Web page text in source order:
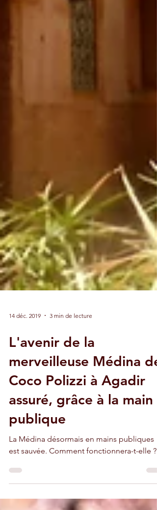
14 déc. 2019 3 min de lecture
L'avenir de la
merveilleuse Médina de
Coco Polizzi à Agadir
assuré, grâce à la main
publique
est sauvée. Comment fonctionnera-t-elle ?